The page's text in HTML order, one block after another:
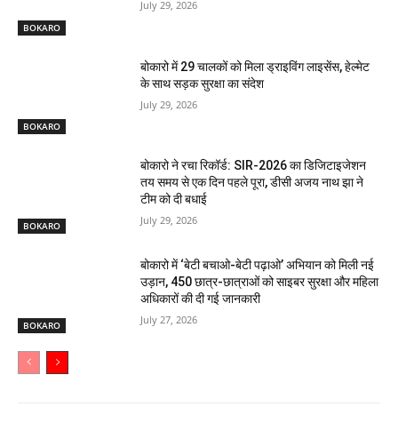
BOKARO
July 29, 2026
BOKARO
बोकारो में 29 चालकों को मिला ड्राइविंग लाइसेंस, हेल्मेट
के साथ सड़क सुरक्षा का संदेश
July 29, 2026
BOKARO
बोकारो ने रचा रिकॉर्ड: SIR-2026 का डिजिटाइजेशन
तय समय से एक दिन पहले पूरा, डीसी अजय नाथ झा ने
टीम को दी बधाई
July 29, 2026
BOKARO
बोकारो में ‘बेटी बचाओ-बेटी पढ़ाओ’ अभियान को मिली नई
उड़ान, 450 छात्र-छात्राओं को साइबर सुरक्षा और महिला
अधिकारों की दी गई जानकारी
July 27, 2026